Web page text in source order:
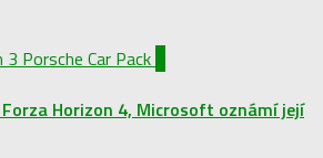
Forza Horizon 4, Microsoft oznámí její